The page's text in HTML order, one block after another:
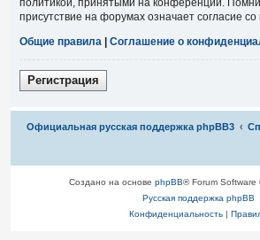
политикой, принятыми на конференции.
присутствие на форумах означает согласие
Общие правила
Соглашение о
Регистрация
Официальная русская поддержка phpBB3
Связаться с
Создано на основе phpBB® Forum Software
Русская поддержка phpBB
Конфиденциальность|